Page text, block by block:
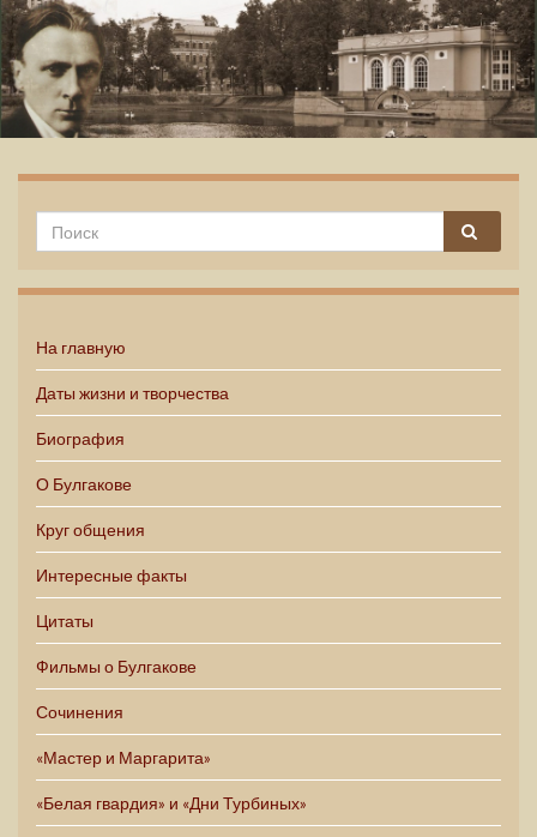
На главную
Даты жизни и творчества
Биография
О Булгакове
Круг общения
Интересные факты
Цитаты
Фильмы о Булгакове
Сочинения
«Мастер и Маргарита»
«Белая гвардия» и «Дни Турбиных»